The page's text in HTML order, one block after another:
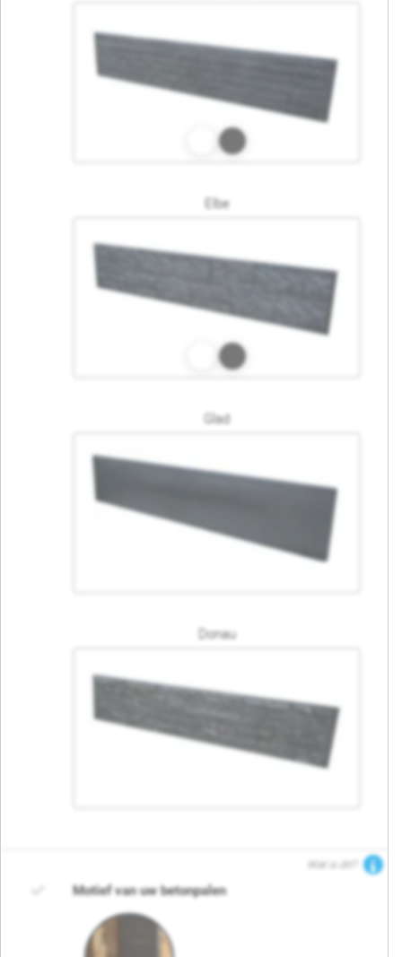
Elbe
Glad
Donau
Wat is dit?
Motief van uw betonpalen